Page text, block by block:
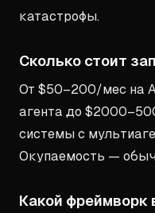
катастрофы.
Сколько стоит
От $50–200/мес на
агента до
системы с
Окупаемость —
Какой фреймворк